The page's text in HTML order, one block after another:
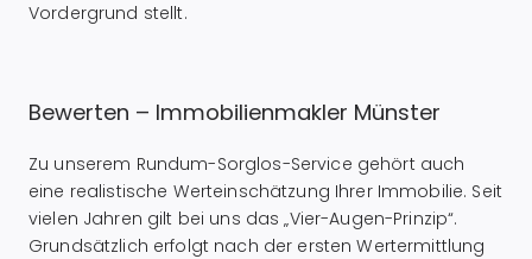
Vordergrund stellt.
Bewerten – Immobilienmakler Münster
Zu unserem Rundum-Sorglos-Service gehört auch
eine realistische Werteinschätzung Ihrer Immobilie. Seit
vielen Jahren gilt bei uns das „Vier-Augen-Prinzip“.
Grundsätzlich erfolgt nach der ersten Wertermittlung